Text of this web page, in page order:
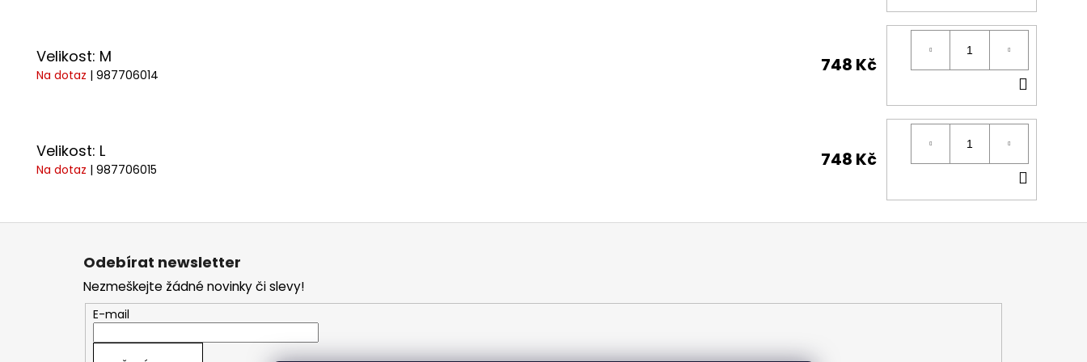
Velikost: M
Na dotaz | 987706014 748 Kč
Velikost: L
Na dotaz | 987706015 748 Kč
Z
Odebírat newsletter
Nezmeškejte žádné novinky či slevy!
E-mail